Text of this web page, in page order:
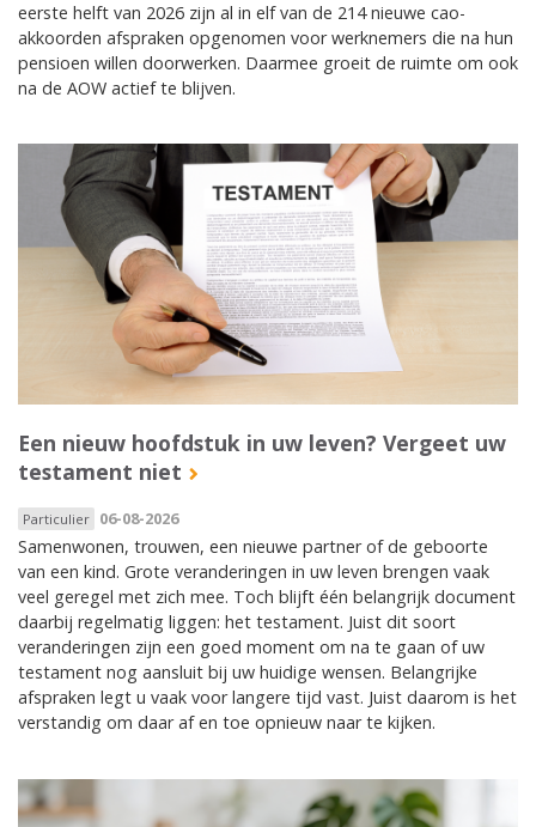
eerste helft van 2026 zijn al in elf van de 214 nieuwe cao-
akkoorden afspraken opgenomen voor werknemers die na hun
pensioen willen doorwerken. Daarmee groeit de ruimte om ook
na de AOW actief te blijven.
Een nieuw hoofdstuk in uw leven? Vergeet uw
testament niet
Particulier 06-08-2026
Samenwonen, trouwen, een nieuwe partner of de geboorte
van een kind. Grote veranderingen in uw leven brengen vaak
veel geregel met zich mee. Toch blijft één belangrijk document
daarbij regelmatig liggen: het testament. Juist dit soort
veranderingen zijn een goed moment om na te gaan of uw
testament nog aansluit bij uw huidige wensen. Belangrijke
afspraken legt u vaak voor langere tijd vast. Juist daarom is het
verstandig om daar af en toe opnieuw naar te kijken.